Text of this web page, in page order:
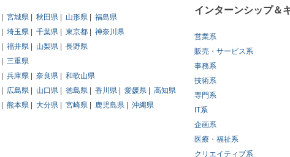
宮城県 秋田県 山形県
福島県
埼玉県 千葉県 東京都
神奈川県
福井県 山梨県
長野県
三重県
兵庫県 奈良県
和歌山県
広島県 山口県 徳島県 香川県 愛媛県
高知県
熊本県 大分県 宮崎県 鹿児島県
沖縄県
インターンシップ＆
営業系
販売・サービス系
事務系
技術系
専門系
IT系
企画系
医療・福祉系
クリエイティブ系